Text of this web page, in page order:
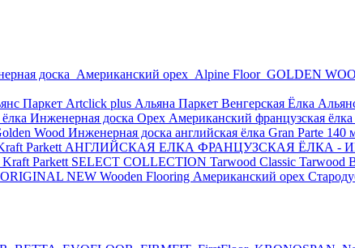
доска Американский орех Alpine Floor GOLDEN
Паркет Artclick plus Альяна Паркет Венгерская Ёлка
Инженерная доска Орех Американский французская ёлка
Wood Инженерная доска английская ёлка Gran Parte 140
Parkett АНГЛИЙСКАЯ ЕЛКА ФРАНЦУЗСКАЯ ЁЛКА -
Kraft Parkett SELECT COLLECTION Tarwood Classic Tarwood
ORIGINAL NEW Wooden Flooring Американский орех